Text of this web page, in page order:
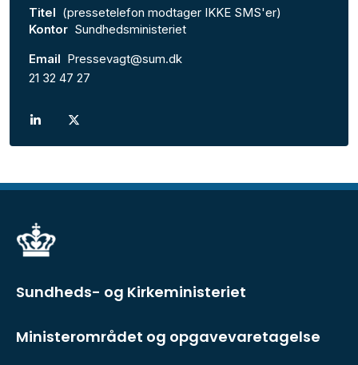
Titel (pressetelefon modtager IKKE SMS'er)
Kontor Sundhedsministeriet
Email Pressevagt@sum.dk
21 32 47 27
Sundheds- og Kirkeministeriet
Ministerområdet og opgavevaretagelse